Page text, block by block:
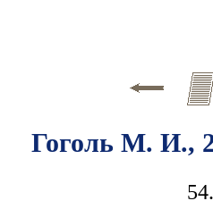
Гоголь М. И.,
54.